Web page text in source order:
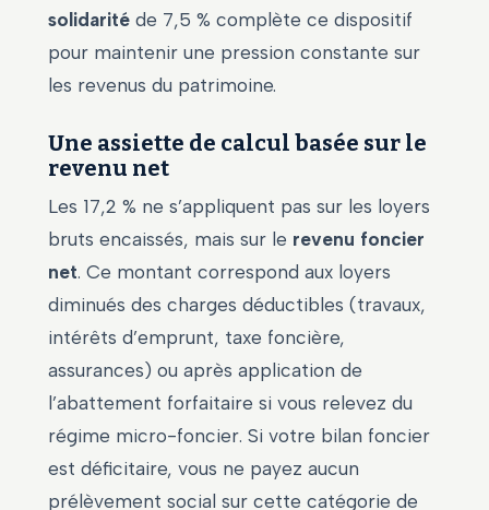
solidarité de 7,5 % complète ce dispositif
pour maintenir une pression constante sur
les revenus du patrimoine.
Une assiette de calcul basée sur le
revenu net
Les 17,2 % ne s’appliquent pas sur les loyers
bruts encaissés, mais sur le revenu foncier
net. Ce montant correspond aux loyers
diminués des charges déductibles (travaux,
intérêts d’emprunt, taxe foncière,
assurances) ou après application de
l’abattement forfaitaire si vous relevez du
régime micro-foncier. Si votre bilan foncier
est déficitaire, vous ne payez aucun
prélèvement social sur cette catégorie de